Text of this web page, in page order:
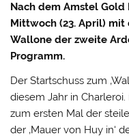
Nach dem Amstel
Mittwoch (23. April) mit
Wallone der zweite
Programm.
Der Startschuss zum
diesem Jahr in
zum ersten Mal der
der ‚Mauer von Huy in‘